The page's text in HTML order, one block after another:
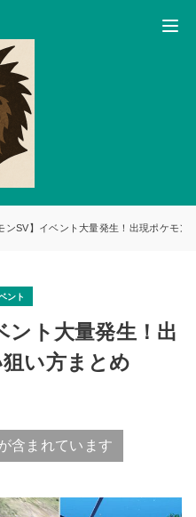
ンSV】イベント大量発生！出現ポケモン
ント
ント大量発生！出
い方まとめ
含まれています